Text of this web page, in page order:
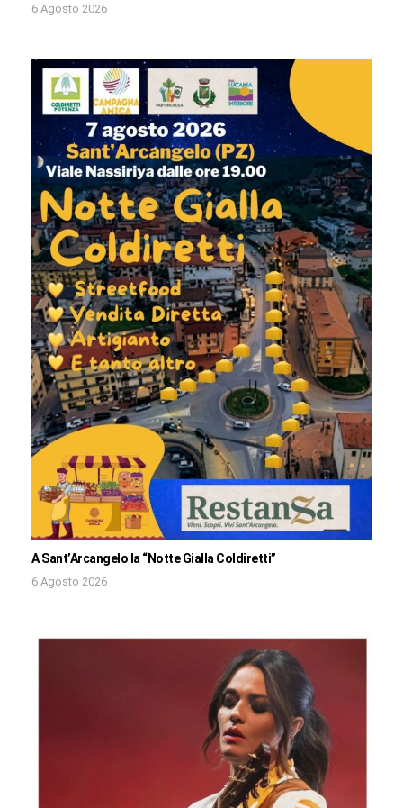
6 Agosto 2026
A Sant’Arcangelo la “Notte Gialla Coldiretti”
6 Agosto 2026